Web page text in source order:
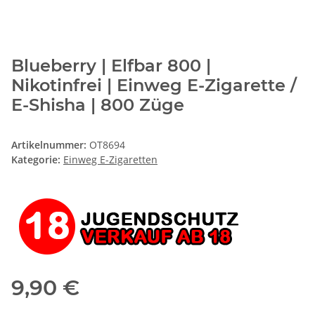
Blueberry | Elfbar 800 |
Nikotinfrei | Einweg E-Zigarette /
E-Shisha | 800 Züge
Artikelnummer: OT8694
Kategorie: Einweg E-Zigaretten
9,90 €